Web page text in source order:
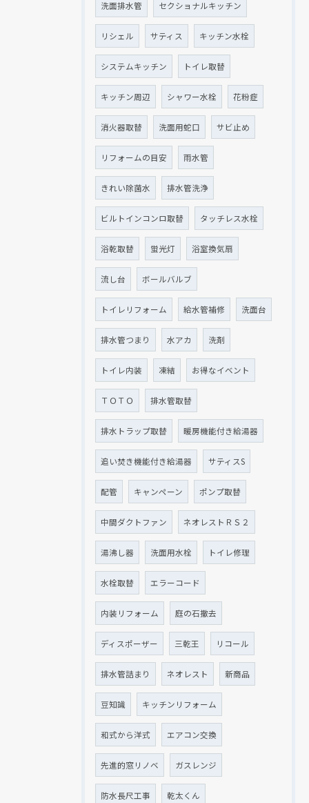
洗面排水管 セクショナルキッチン
リシェル サティス キッチン水栓
システムキッチン トイレ取替
キッチン周辺 シャワー水栓 花粉症
消火器取替 洗面用蛇口 サビ止め
リフォームの目安 雨水管
きれい除菌水 排水管洗浄
ビルトインコンロ取替 タッチレス水栓
浴乾取替 蛍光灯 浴室換気扇
流し台 ボールバルブ
トイレリフォーム 給水管補修 洗面台
排水管つまり 水アカ 洗剤
トイレ内装 凍結 お得なイベント
ＴＯＴＯ 排水管取替
排水トラップ取替 暖房機能付き給湯器
追い焚き機能付き給湯器 サティスS
配管 キャンペーン ポンプ取替
中間ダクトファン ネオレストＲＳ２
湯沸し器 洗面用水栓 トイレ修理
水栓取替 エラーコード
内装リフォーム 庭の石撤去
ディスポーザー 三乾王 リコール
排水管詰まり ネオレスト 新商品
豆知識 キッチンリフォーム
和式から洋式 エアコン交換
先進的窓リノベ ガスレンジ
防水長尺工事 乾太くん